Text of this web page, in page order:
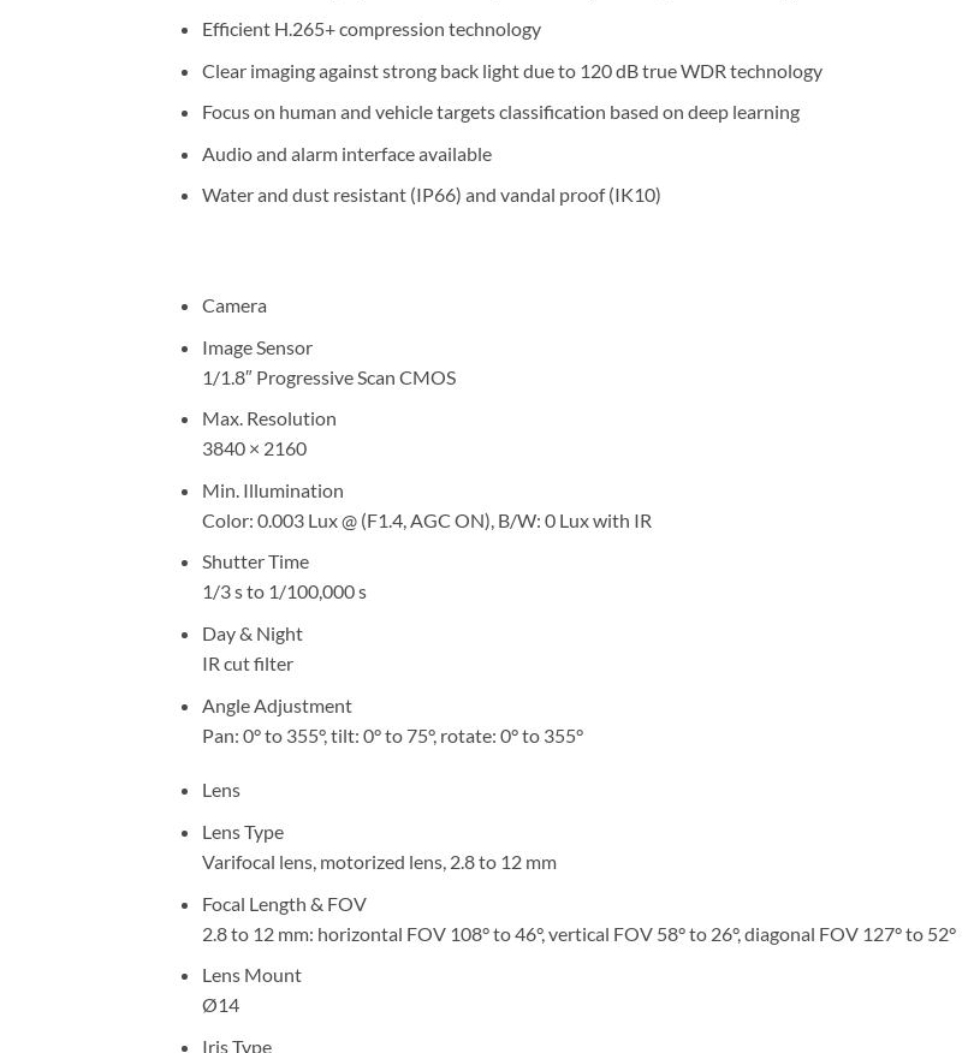
Efficient H.265+ compression technology
Clear imaging against strong back light due to 120 dB true WDR technology
Focus on human and vehicle targets classification based on deep learning
Audio and alarm interface available
Water and dust resistant (IP66) and vandal proof (IK10)
Camera
Image Sensor
1/1.8″ Progressive Scan CMOS
Max. Resolution
3840 × 2160
Min. Illumination
Color: 0.003 Lux @ (F1.4, AGC ON), B/W: 0 Lux with IR
Shutter Time
1/3 s to 1/100,000 s
Day & Night
IR cut filter
Angle Adjustment
Pan: 0° to 355°, tilt: 0° to 75°, rotate: 0° to 355°
Lens
Lens Type
Varifocal lens, motorized lens, 2.8 to 12 mm
Focal Length & FOV
2.8 to 12 mm: horizontal FOV 108° to 46°, vertical FOV 58° to 26°, diagonal FOV 127° to 52°
Lens Mount
Ø14
Iris Type